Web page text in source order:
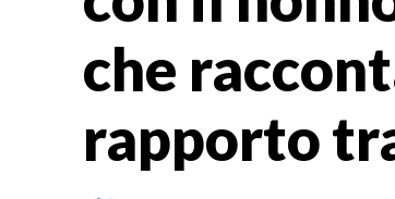
che
rapporto